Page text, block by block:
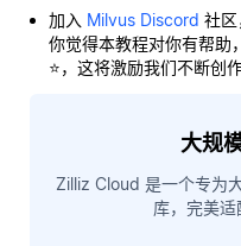
加入 Milvus Discord 社
你觉得本教程对你有帮助
⭐，这将激励我们不断创
大规
Zilliz Cloud 是一个专为
库，完美适